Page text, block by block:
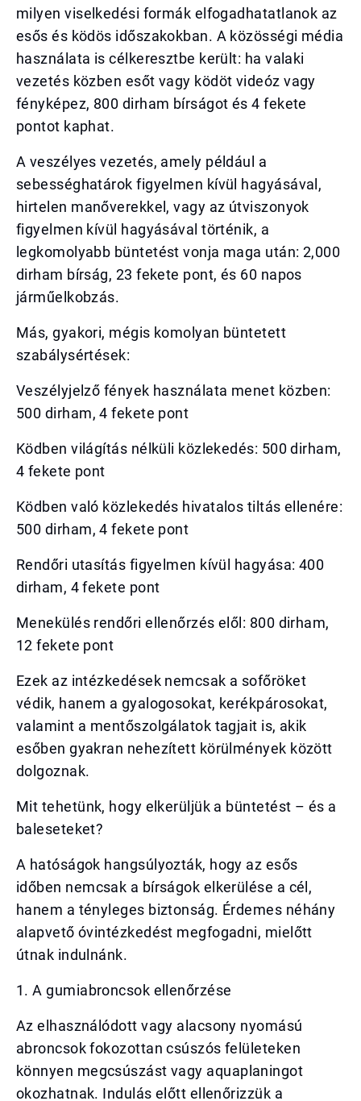
milyen viselkedési formák elfogadhatatlanok az
esős és ködös időszakokban. A közösségi média
használata is célkeresztbe került: ha valaki
vezetés közben esőt vagy ködöt videóz vagy
fényképez, 800 dirham bírságot és 4 fekete
pontot kaphat.
A veszélyes vezetés, amely például a
sebességhatárok figyelmen kívül hagyásával,
hirtelen manőverekkel, vagy az útviszonyok
figyelmen kívül hagyásával történik, a
legkomolyabb büntetést vonja maga után: 2,000
dirham bírság, 23 fekete pont, és 60 napos
járműelkobzás.
Más, gyakori, mégis komolyan büntetett
szabálysértések:
Veszélyjelző fények használata menet közben:
500 dirham, 4 fekete pont
Ködben világítás nélküli közlekedés: 500 dirham,
4 fekete pont
Ködben való közlekedés hivatalos tiltás ellenére:
500 dirham, 4 fekete pont
Rendőri utasítás figyelmen kívül hagyása: 400
dirham, 4 fekete pont
Menekülés rendőri ellenőrzés elől: 800 dirham,
12 fekete pont
Ezek az intézkedések nemcsak a sofőröket
védik, hanem a gyalogosokat, kerékpárosokat,
valamint a mentőszolgálatok tagjait is, akik
esőben gyakran nehezített körülmények között
dolgoznak.
Mit tehetünk, hogy elkerüljük a büntetést – és a
baleseteket?
A hatóságok hangsúlyozták, hogy az esős
időben nemcsak a bírságok elkerülése a cél,
hanem a tényleges biztonság. Érdemes néhány
alapvető óvintézkedést megfogadni, mielőtt
útnak indulnánk.
1. A gumiabroncsok ellenőrzése
Az elhasználódott vagy alacsony nyomású
abroncsok fokozottan csúszós felületeken
könnyen megcsúszást vagy aquaplaningot
okozhatnak. Indulás előtt ellenőrizzük a